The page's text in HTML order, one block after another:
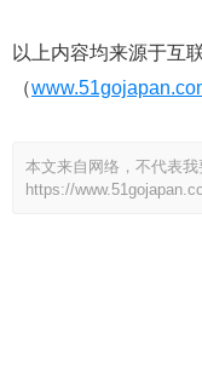
以上内容均来源于互
（
本文来自网络，不代表我
https://